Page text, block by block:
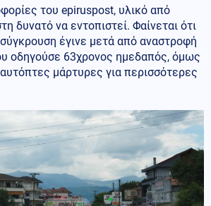
του epiruspost, υλικό από
δυνατό να εντοπιστεί. Φαίνεται ότι
έγινε μετά από αναστροφή
οδηγούσε 63χρονος ημεδαπός, όμως
μάρτυρες για περισσότερες